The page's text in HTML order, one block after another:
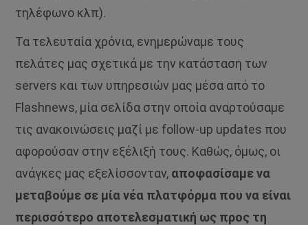
τηλέφωνο κλπ).
Τα τελευταία χρόνια, ενημερώναμε τους
πελάτες μας σχετικά με την κατάσταση των
servers και των υπηρεσιών μας μέσα από το
Flashnews, μία σελίδα στην οποία αναρτούσαμε
τις ανακοινώσεις μαζί με follow-up updates που
αφορούσαν στην εξέλιξή τους. Καθώς, όμως, οι
ανάγκες μας εξελίσσονταν, αποφασίσαμε να
μεταβούμε σε μία νέα πλατφόρμα που να είναι
περισσότερο αποτελεσματική ως προς τη